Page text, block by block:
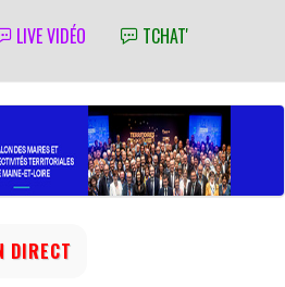
LIVE VIDÉO TCHAT'
DIRECT